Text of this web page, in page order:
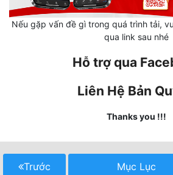
Linh Dị
Ngôn Tình
Nếu gặp vấn đề gì trong quá trình tải,
qua link sau nhé
Hỗ trợ qua
Liên Hệ Bản
Thanks you !!!
Trước Mục Lục